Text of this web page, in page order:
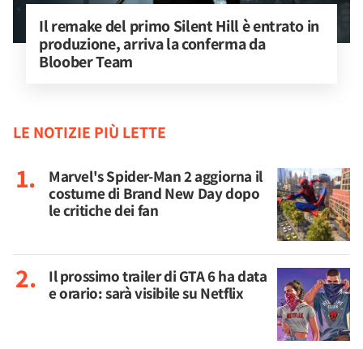
Il remake del primo Silent Hill è entrato in
produzione, arriva la conferma da
Bloober Team
LE NOTIZIE PIÙ LETTE
Marvel's Spider-Man 2 aggiorna il
costume di Brand New Day dopo
le critiche dei fan
Il prossimo trailer di GTA 6 ha data
e orario: sarà visibile su Netflix